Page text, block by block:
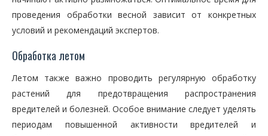
проведения обработки весной зависит от конкретных
условий и рекомендаций экспертов.
Обработка летом
Летом также важно проводить регулярную обработку
растений для предотвращения распространения
вредителей и болезней. Особое внимание следует уделять
периодам повышенной активности вредителей и